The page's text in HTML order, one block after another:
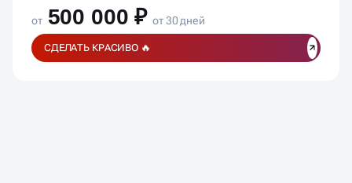
от 500 000 ₽ от 30 дней
СДЕЛАТЬ КРАСИВО 🔥